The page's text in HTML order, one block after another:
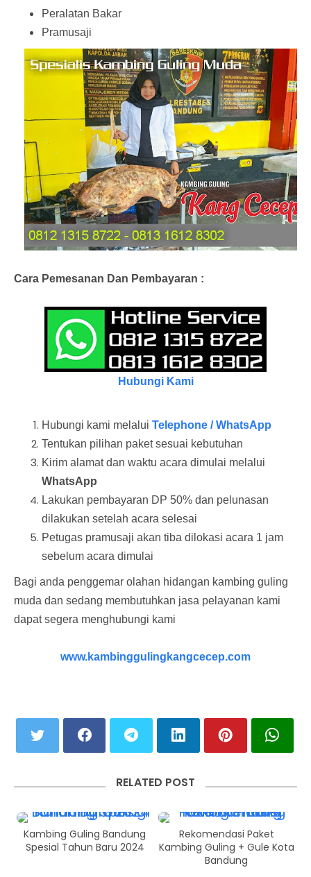
Peralatan Bakar
Pramusaji
Cara Pemesanan Dan Pembayaran :
Hubungi Kami
Hubungi kami melalui Telephone / WhatsApp
Tentukan pilihan paket sesuai kebutuhan
Kirim alamat dan waktu acara dimulai melalui
WhatsApp
Lakukan pembayaran DP 50% dan pelunasan
dilakukan setelah acara selesai
Petugas pramusaji akan tiba dilokasi acara 1 jam
sebelum acara dimulai
Bagi anda penggemar olahan hidangan kambing guling
muda dan sedang membutuhkan jasa pelayanan kami
dapat segera menghubungi kami
www.kambinggulingkangcecep.com
RELATED POST
Kambing Guling Bandung
Spesial Tahun Baru 2024
Rekomendasi Paket
Kambing Guling + Gule Kota
Bandung